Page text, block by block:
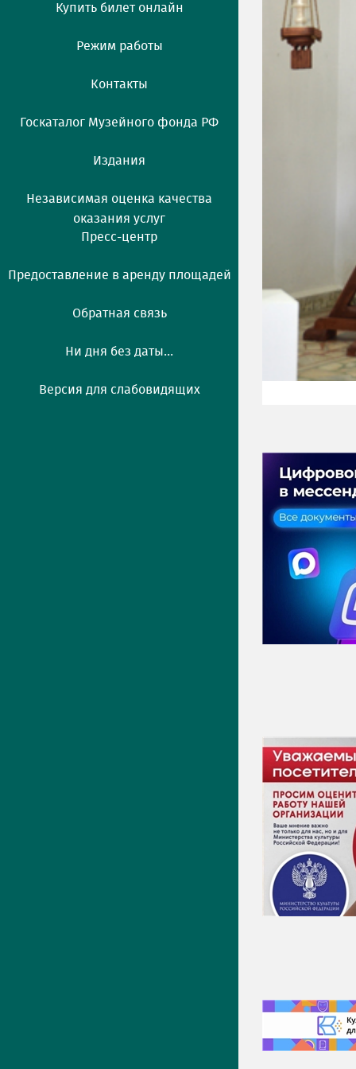
Купить билет онлайн
Режим работы
Контакты
Госкаталог Музейного фонда РФ
Издания
Независимая оценка качества
оказания услуг
Пресс-центр
Предоставление в аренду площадей
Обратная связь
Ни дня без даты...
Версия для слабовидящих